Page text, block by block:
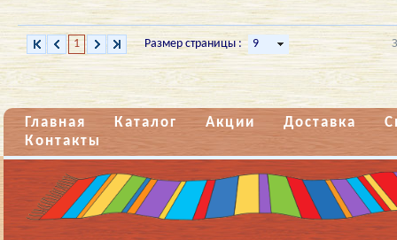
1 Размер страницы :
Главная Каталог Акции Доставка
Контакты